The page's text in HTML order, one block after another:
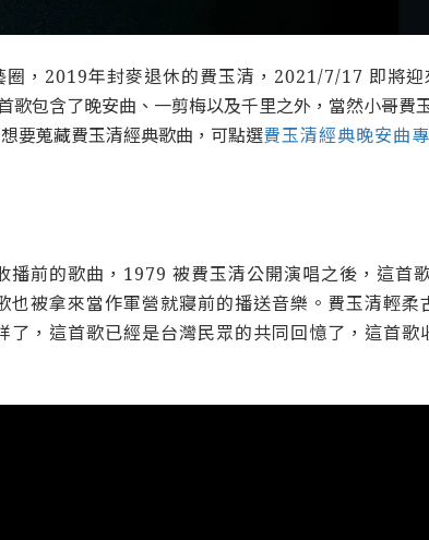
圈，2019年封麥退休的費玉清，2021/7/17 即將
包含了晚安曲、一剪梅以及千里之外，當然小哥費
要蒐藏費玉清經典歌曲，可點選費玉清經典晚安曲
播前的歌曲，1979 被費玉清公開演唱之後，這首
被拿來當作軍營就寢前的播送音樂。費玉清輕
，這首歌已經是台灣民眾的共同回憶了，這首歌